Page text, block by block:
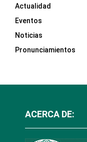
Actualidad
Eventos
Noticias
Pronunciamientos
ACERCA DE: